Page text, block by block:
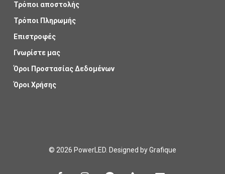
Τρόποι αποστολής
Τρόποι Πληρωμής
Επιστροφές
Γνωρίστε μας
Όροι Προστασίας Δεδομένων
Όροι Χρήσης
© 2026 PowerLED. Designed byGrafique